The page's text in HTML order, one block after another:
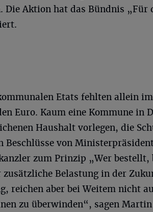
Die Aktion hat das Bündnis „Für
Etats fehlten allein
Euro. Kaum eine Kommune in
Haushalt vorlegen, die
Beschlüsse von
zum Prinzip „Wer
zusätzliche Belastung in der
reichen aber bei Weitem nicht
zu überwinden“, sagen